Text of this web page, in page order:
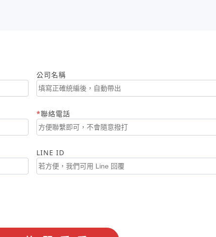
公司名稱
聯絡電話
LINE ID